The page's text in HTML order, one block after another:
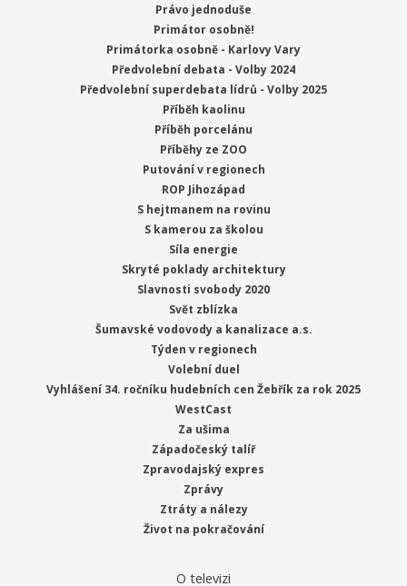
Právo jednoduše
Primátor osobně!
Primátorka osobně - Karlovy Vary
Předvolební debata - Volby 2024
Předvolební superdebata lídrů - Volby 2025
Příběh kaolinu
Příběh porcelánu
Příběhy ze ZOO
Putování v regionech
ROP Jihozápad
S hejtmanem na rovinu
S kamerou za školou
Síla energie
Skryté poklady architektury
Slavnosti svobody 2020
Svět zblízka
Šumavské vodovody a kanalizace a.s.
Týden v regionech
Volební duel
Vyhlášení 34. ročníku hudebních cen Žebřík za rok 2025
WestCast
Za ušima
Západočeský talíř
Zpravodajský expres
Zprávy
Ztráty a nálezy
Život na pokračování
O televizi